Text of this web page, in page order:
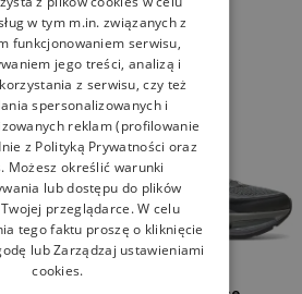
w tym m.in. związanych z
funkcjonowaniem serwisu,
jego treści, analizą i
z serwisu, czy też
spersonalizowanych i
reklam (profilowanie
z Polityką Prywatności oraz
. Możesz określić warunki
lub dostępu do plików
przeglądarce. W celu
tego faktu proszę o kliknięcie
lub Zarządzaj ustawieniami
cookies.